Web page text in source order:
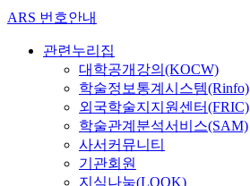
ARS 번호안내
관련누리집
대학공개강의(KOCW)
학술정보통계시스템(Rinfo)
외국학술지지원센터(FRIC)
학술관계분석서비스(SAM)
사서커뮤니티
기관회원
지식나눔(LOOK)